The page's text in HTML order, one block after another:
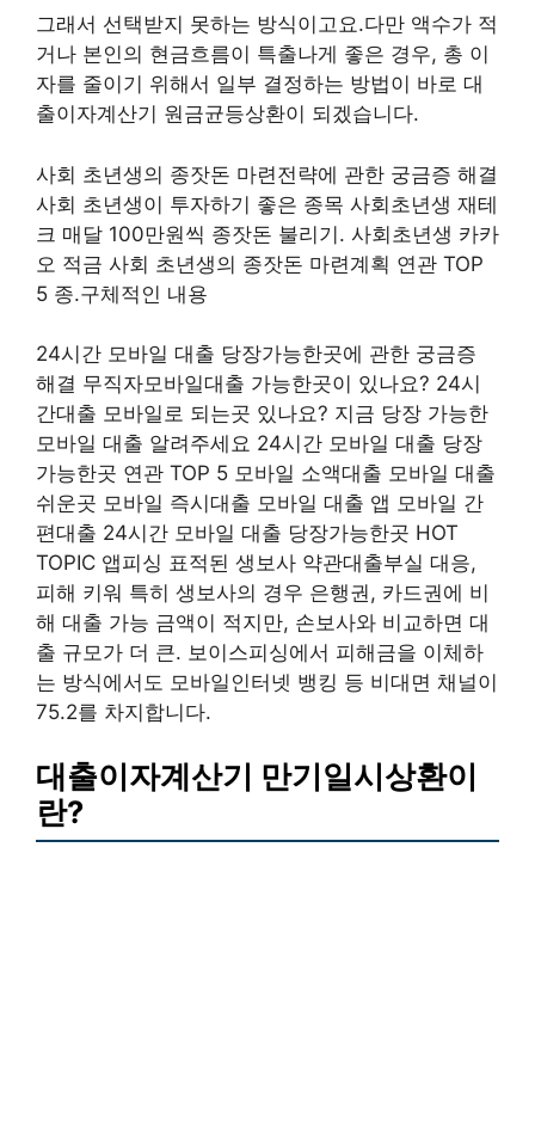
그래서 선택받지 못하는 방식이고요.다만 액수가 적
거나 본인의 현금흐름이 특출나게 좋은 경우, 총 이
자를 줄이기 위해서 일부 결정하는 방법이 바로 대
출이자계산기 원금균등상환이 되겠습니다.
사회 초년생의 종잣돈 마련전략에 관한 궁금증 해결
사회 초년생이 투자하기 좋은 종목 사회초년생 재테
크 매달 100만원씩 종잣돈 불리기. 사회초년생 카카
오 적금 사회 초년생의 종잣돈 마련계획 연관 TOP
5 종.구체적인 내용
24시간 모바일 대출 당장가능한곳에 관한 궁금증
해결 무직자모바일대출 가능한곳이 있나요? 24시
간대출 모바일로 되는곳 있나요? 지금 당장 가능한
모바일 대출 알려주세요 24시간 모바일 대출 당장
가능한곳 연관 TOP 5 모바일 소액대출 모바일 대출
쉬운곳 모바일 즉시대출 모바일 대출 앱 모바일 간
편대출 24시간 모바일 대출 당장가능한곳 HOT
TOPIC 앱피싱 표적된 생보사 약관대출부실 대응,
피해 키워 특히 생보사의 경우 은행권, 카드권에 비
해 대출 가능 금액이 적지만, 손보사와 비교하면 대
출 규모가 더 큰. 보이스피싱에서 피해금을 이체하
는 방식에서도 모바일인터넷 뱅킹 등 비대면 채널이
75.2를 차지합니다.
대출이자계산기 만기일시상환이
란?